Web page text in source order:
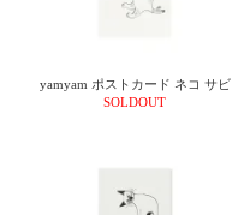
yamyam ポストカード ネコ サビ
SOLDOUT